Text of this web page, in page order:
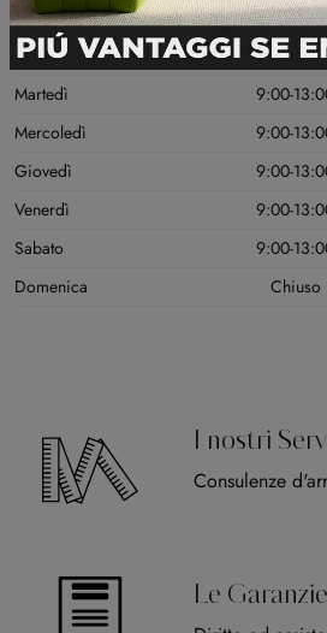
GIORNI DI APERTURA
Lunedì Chiuso
Martedì
9:00-
Mercoledì
9:00-
Giovedì
9:00-
Venerdì
9:00-
Sabato
9:00-
Domenica
Chiuso
I nostri
Consulenze
Le Garanzie